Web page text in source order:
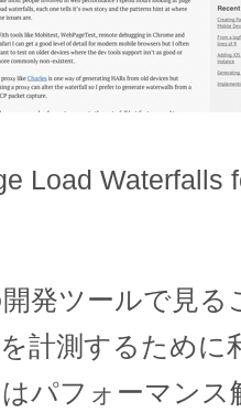
Load Waterfalls
発ツールで見
計測するために
パフォーマン